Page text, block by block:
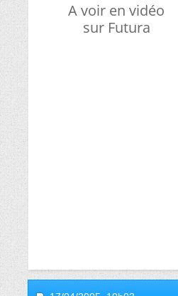
A voir en vidéo
sur Futura